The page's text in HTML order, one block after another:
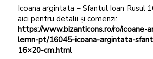
Icoana argintata – Sfantul Ioan Rusul
aici pentru detalii și comenzi:
https://www.bizanticons.ro/ro/icoane-
lemn-pt/16045-icoana-argintata-
16×20-cm.html